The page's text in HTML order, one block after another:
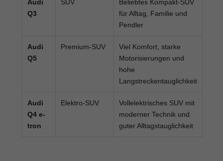
Audi
Q3
SUV
Beliebtes Kompakt-SUV
für Alltag, Familie und
Pendler
Audi
Q5
Premium-SUV
Viel Komfort, starke
Motorisierungen und
hohe
Langstreckentauglichkeit
Audi
Q4 e-
tron
Elektro-SUV
Vollelektrisches SUV mit
moderner Technik und
guter Alltagstauglichkeit